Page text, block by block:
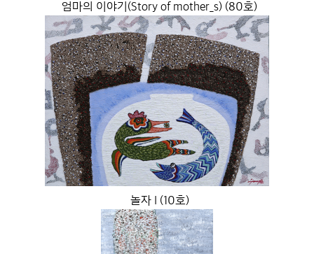
엄마의 이야기(Story of mother_s) (80호)
놀자 I (10호)